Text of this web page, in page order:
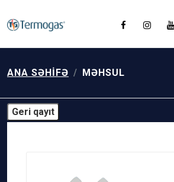
ANA SƏHIFƏ MƏHSUL
Geri qayıt